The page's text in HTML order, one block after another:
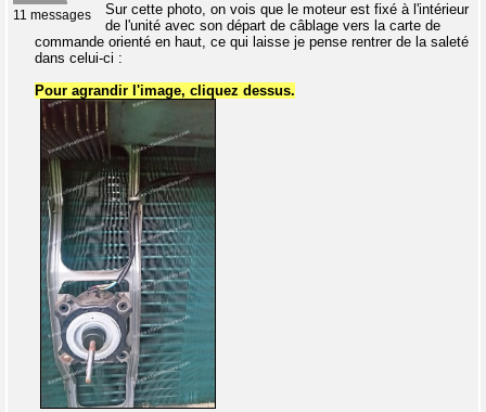
11 messages
Sur cette photo, on vois que le moteur est fixé à l'intérieur
de l'unité avec son départ de câblage vers la carte de
commande orienté en haut, ce qui laisse je pense rentrer de la saleté
dans celui-ci :
Pour agrandir l'image, cliquez dessus.